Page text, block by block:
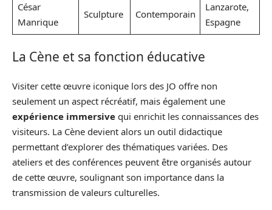
César
Manrique
Sculpture Contemporain
Lanzarote,
Espagne
La Cène et sa fonction éducative
Visiter cette œuvre iconique lors des JO offre non
seulement un aspect récréatif, mais également une
expérience immersive qui enrichit les connaissances des
visiteurs. La Cène devient alors un outil didactique
permettant d’explorer des thématiques variées. Des
ateliers et des conférences peuvent être organisés autour
de cette œuvre, soulignant son importance dans la
transmission de valeurs culturelles.